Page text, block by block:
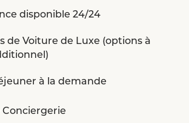
disponible 24/24
de Voiture de Luxe (options à
à la demande
Conciergerie